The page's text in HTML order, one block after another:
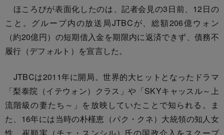
ほころびが表面化したのは、記者会見の3日前、12日の
こと。グループ内の放送局JTBCが、総額206億ウォン
（約20億円）の短期借入金を期限内に返済できず、債務不
履行（デフォルト）を宣言した。
JTBCは2011年に開局。世界的大ヒットとなったドラマ
「梨泰院（イテウォン）クラス」や「SKYキャッスル～上
流階級の妻たち～」を放映していたことで知られる。ま
た、16年には当時の朴槿恵（パク・クネ）大統領の知人女
性、崔順実（チェ・スンシル）氏の国政介入をスクープ